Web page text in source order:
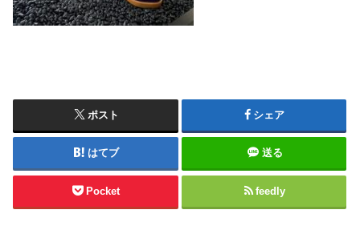
ポスト シェア
はてブ 送る
Pocket feedly